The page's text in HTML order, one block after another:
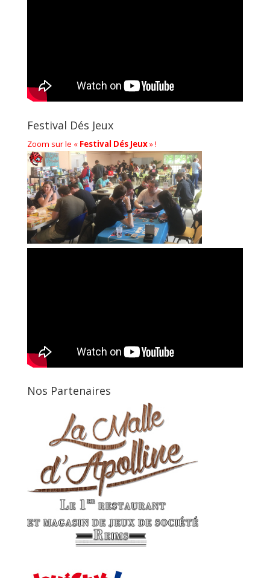
Festival Dés Jeux
Zoom sur le « Festival Dés Jeux» !
Nos Partenaires